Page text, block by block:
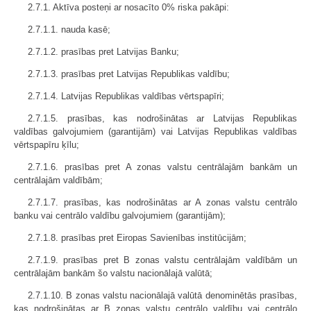
2.7.1. Aktīva posteņi ar nosacīto 0% riska pakāpi:
2.7.1.1. nauda kasē;
2.7.1.2. prasības pret Latvijas Banku;
2.7.1.3. prasības pret Latvijas Republikas valdību;
2.7.1.4. Latvijas Republikas valdības vērtspapīri;
2.7.1.5. prasības, kas nodrošinātas ar Latvijas Republikas
valdības galvojumiem (garantijām) vai Latvijas Republikas valdības
vērtspapīru ķīlu;
2.7.1.6. prasības pret A zonas valstu centrālajām bankām un
centrālajām valdībām;
2.7.1.7. prasības, kas nodrošinātas ar A zonas valstu centrālo
banku vai centrālo valdību galvojumiem (garantijām);
2.7.1.8. prasības pret Eiropas Savienības institūcijām;
2.7.1.9. prasības pret B zonas valstu centrālajām valdībām un
centrālajām bankām šo valstu nacionālajā valūtā;
2.7.1.10. B zonas valstu nacionālajā valūtā denominētās prasības,
kas nodrošinātas ar B zonas valstu centrālo valdību vai centrālo